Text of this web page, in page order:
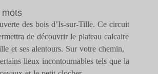
des bois d’Is-sur-Tille. Ce circuit
de découvrir le plateau calcaire
et ses alentours. Sur votre chemin,
lieux incontournables tels que la